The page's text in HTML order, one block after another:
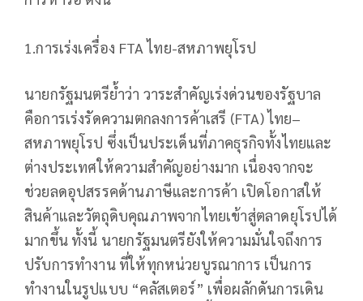
1.การเร่งเครื่อง FTA ไทย-สหภาพยุโรป
นายกรัฐมนตรีย้ำว่า วาระสำคัญเร่งด่วนของรัฐบาล
คือการเร่งรัดความตกลงการค้าเสรี (FTA) ไทย–
สหภาพยุโรป ซึ่งเป็นประเด็นที่ภาคธุรกิจทั้งไทยและ
ต่างประเทศให้ความสำคัญอย่างมาก เนื่องจากจะ
ช่วยลดอุปสรรคด้านภาษีและการค้า เปิดโอกาสให้
สินค้าและวัตถุดิบคุณภาพจากไทยเข้าสู่ตลาดยุโรปได้
มากขึ้น ทั้งนี้ นายกรัฐมนตรียังให้ความมั่นใจถึงการ
ปรับการทำงาน ที่ให้ทุกหน่วยบูรณาการ เป็นการ
ทำงานในรูปแบบ “คลัสเตอร์” เพื่อผลักดันการเดิน